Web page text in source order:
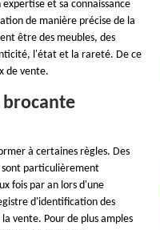
et sa connaissance
de manière précise de la
être des meubles, des
l'état et la rareté. De ce
de vente.
brocante
à certaines règles. Des
particulièrement
fois par an lors d'une
d'identification des
vente. Pour de plus amples